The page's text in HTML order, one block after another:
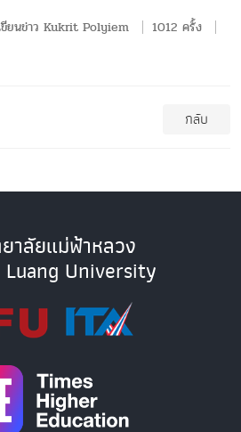
ยนข่าว Kukrit Polyiem
1012 ครั้ง
กลับ
าลัยแม่ฟ้าหลวง
Luang University